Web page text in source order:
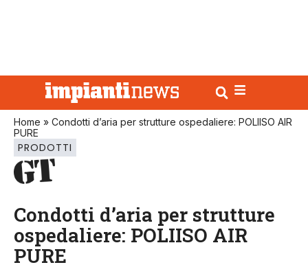
Home » Condotti d’aria per strutture ospedaliere: POLIISO AIR
PURE
PRODOTTI
Condotti d’aria per strutture
ospedaliere: POLIISO AIR
PURE